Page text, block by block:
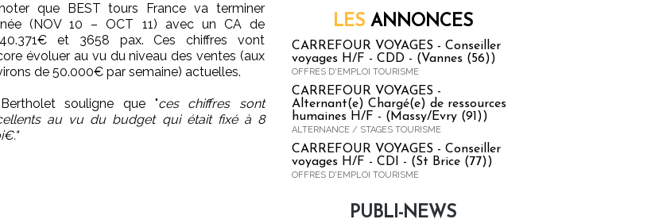
que BEST tours France va terminer
(NOV 10 – OCT 11) avec un CA de
et 3658 pax. Ces chiffres vont
évoluer au vu du niveau des ventes (aux
de 50.000€ par semaine) actuelles.
souligne que "ces chiffres sont
au vu du budget qui était fixé à 8
LES ANNONCES
CARREFOUR VOYAGES - Conseiller
voyages H/F - CDD - (Vannes (56))
OFFRES D'EMPLOI TOURISME
CARREFOUR VOYAGES -
Alternant(e) Chargé(e) de ressources
humaines H/F - (Massy/Evry (91))
ALTERNANCE / STAGES TOURISME
CARREFOUR VOYAGES - Conseiller
voyages H/F - CDI - (St Brice (77))
OFFRES D'EMPLOI TOURISME
PUBLI-NEWS